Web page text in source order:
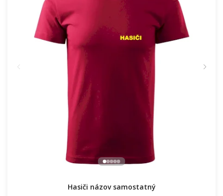
Hasiči názov samostatný